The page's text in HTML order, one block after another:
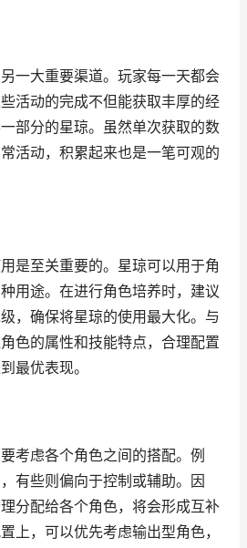
一大重要渠道。玩家每一天都会
活动的完成不但能获取丰厚的经
部分的星琼。虽然单次获取的数
活动，积累起来也是一笔可观的
是至关重要的。星琼可以用于角
用途。在进行角色培养时，建议
，确保将星琼的使用最大化。与
色的属性和技能特点，合理配置
最优表现。
考虑各个角色之间的搭配。例
有些则偏向于控制或辅助。因
分配给各个角色，将会形成互补
上，可以优先考虑输出型角色，